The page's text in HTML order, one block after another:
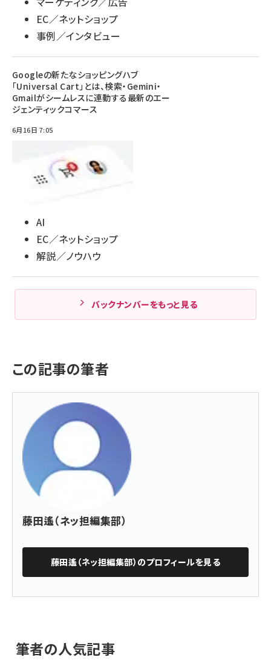
EC／ネットショップ
事例／インタビュー
Googleの新たなショッピングハブ
「Universal Cart」とは、検索・Gemini・
Gmailがシームレスに連動する最新のエー
ジェンティックコマース
6月16日 7:05
AI
EC／ネットショップ
解説／ノウハウ
バックナンバーをもっと見る
この記事の筆者
藤田遙（ネッ担編集部）
藤田遙（ネッ担編集部） のプロフィールを見る
筆者の人気記事